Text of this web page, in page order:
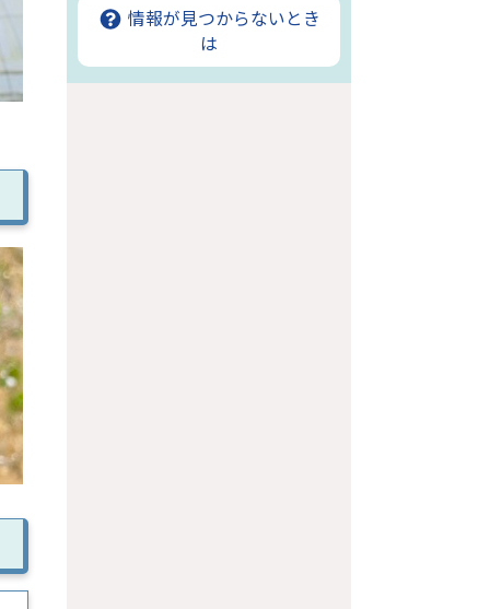
情報が見つからないとき
は